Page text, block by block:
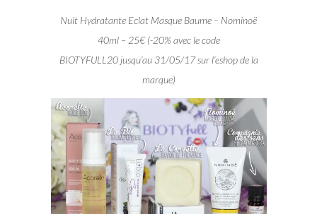
Nuit Hydratante Eclat Masque Baume – Nominoë
40ml – 25€ (-20% avec le code
BIOTYFULL20 jusqu’au 31/05/17 sur l’eshop de la
marque)